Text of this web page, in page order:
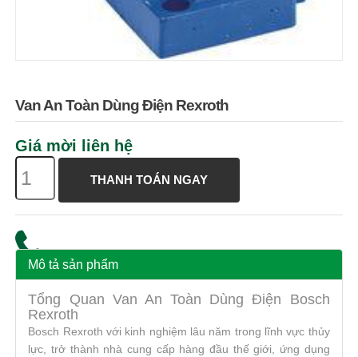
Van An Toàn Dùng Điện Rexroth
Giá mời liên hệ
THANH TOÁN NGAY
Mô tả sản phẩm
Tổng Quan Van An Toàn Dùng Điện Bosch
Rexroth
Bosch Rexroth với kinh nghiệm lâu năm trong lĩnh vực thủy
lực, trở thành nhà cung cấp hàng đầu thế giới, ứng dụng